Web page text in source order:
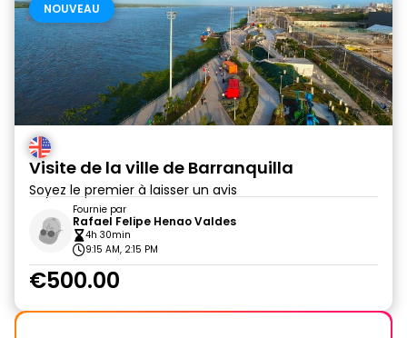
NOUVEAU
Visite de la ville de Barranquilla
Soyez le premier à laisser un avis
Fournie par
Rafael Felipe Henao Valdes
4h 30min
9:15 AM, 2:15 PM
€500.00